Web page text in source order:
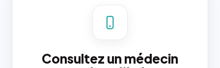
Consultez un médecin